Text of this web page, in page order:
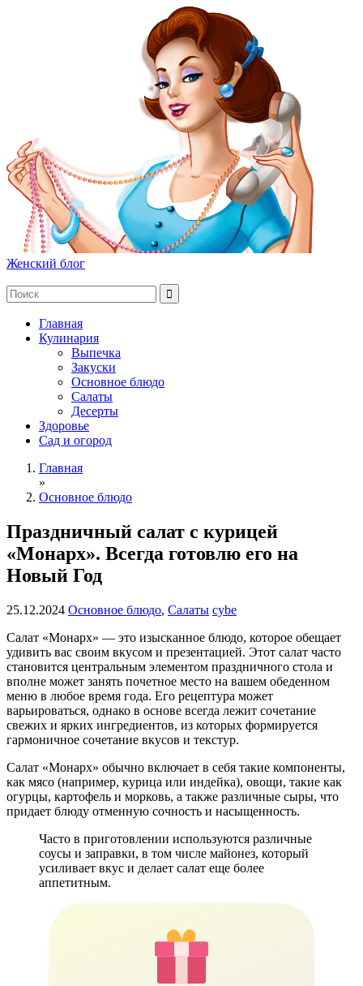
Женский блог
Главная
Кулинария
Выпечка
Закуски
Основное блюдо
Салаты
Десерты
Здоровье
Сад и огород
Главная
»
Основное блюдо
Праздничный салат с курицей
«Монарх». Всегда готовлю его на
Новый Год
25.12.2024 Основное блюдо, Салаты cybe
Салат «Монарх» — это изысканное блюдо, которое обещает
удивить вас своим вкусом и презентацией. Этот салат часто
становится центральным элементом праздничного стола и
вполне может занять почетное место на вашем обеденном
меню в любое время года. Его рецептура может
варьироваться, однако в основе всегда лежит сочетание
свежих и ярких ингредиентов, из которых формируется
гармоничное сочетание вкусов и текстур.
Салат «Монарх» обычно включает в себя такие компоненты,
как мясо (например, курица или индейка), овощи, такие как
огурцы, картофель и морковь, а также различные сыры, что
придает блюду отменную сочность и насыщенность.
Часто в приготовлении используются различные
соусы и заправки, в том числе майонез, который
усиливает вкус и делает салат еще более
аппетитным.